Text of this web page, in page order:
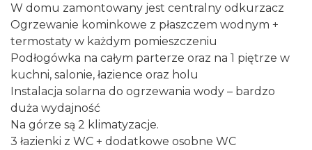
W domu zamontowany jest centralny odkurzacz
Ogrzewanie kominkowe z płaszczem wodnym +
termostaty w każdym pomieszczeniu
Podłogówka na całym parterze oraz na 1 piętrze w
kuchni, salonie, łazience oraz holu
Instalacja solarna do ogrzewania wody – bardzo
duża wydajność
Na górze są 2 klimatyzacje.
3 łazienki z WC + dodatkowe osobne WC